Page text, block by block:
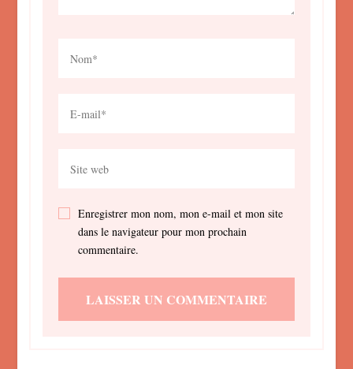
Enregistrer mon nom, mon e-mail et mon site
dans le navigateur pour mon prochain
commentaire.